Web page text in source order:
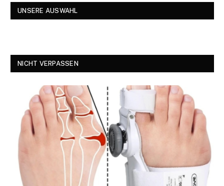
UNSERE AUSWAHL
NICHT VERPASSEN